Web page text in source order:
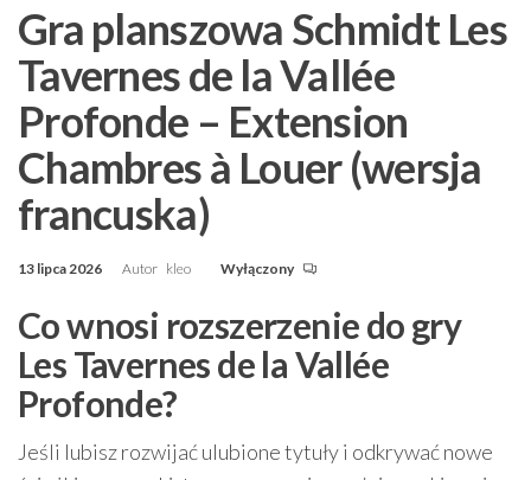
Gra planszowa Schmidt Les
Tavernes de la Vallée
Profonde – Extension
Chambres à Louer (wersja
francuska)
13 lipca 2026 Autor kleo Wyłączony
Co wnosi rozszerzenie do gry
Les Tavernes de la Vallée
Profonde?
Jeśli lubisz rozwijać ulubione tytuły i odkrywać nowe